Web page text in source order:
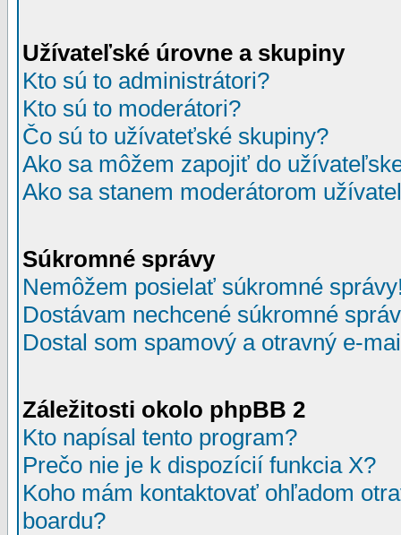
Užívateľské úrovne a skupiny
Kto sú to administrátori?
Kto sú to moderátori?
Čo sú to užívateťské skupiny?
Ako sa môžem zapojiť do
Ako sa stanem moderátorom
Súkromné správy
Nemôžem posielať súkromné
Dostávam nechcené súkromné
Dostal som spamový a otravný e-
Záležitosti okolo phpBB 2
Kto napísal tento program?
Prečo nie je k dispozícií funkcia X?
Koho mám kontaktovať ohľadom
boardu?